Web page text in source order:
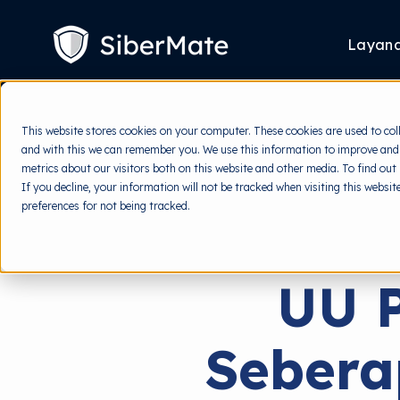
This website stores cookies on your computer. These cookies are used to
and with this we can remember you. We use this information to improve
metrics about our visitors both on this website and other media. To find
If you decline, your information will not be tracked when visiting this
preferences for not being tracked.
CONTENT
UU